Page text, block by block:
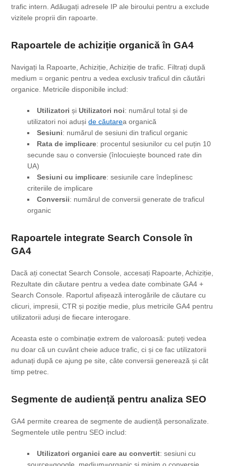
trafic intern. Adăugați adresele IP ale biroului pentru a exclude
vizitele proprii din rapoarte.
Rapoartele de achiziție organică în GA4
Navigați la Rapoarte, Achiziție, Achiziție de trafic. Filtrați după
medium = organic pentru a vedea exclusiv traficul din căutări
organice. Metricile disponibile includ:
Utilizatori șiUtilizatori noi: numărul total și de
utilizatori noi adușide căutarea organică
Sesiuni: numărul de sesiuni din traficul organic
Rata de implicare: procentul sesiunilor cu cel puțin 10
secunde sau o conversie (înlocuiește bounced rate din
UA)
Sesiuni cu implicare: sesiunile care îndeplinesc
criteriile de implicare
Conversii: numărul de conversii generate de traficul
organic
Rapoartele integrate Search Console în
GA4
Dacă ați conectat Search Console, accesați Rapoarte, Achiziție,
Rezultate din căutare pentru a vedea date combinate GA4 +
Search Console. Raportul afișează interogările de căutare cu
clicuri, impresii, CTR și poziție medie, plus metricile GA4 pentru
utilizatorii aduși de fiecare interogare.
Aceasta este o combinație extrem de valoroasă: puteți vedea
nu doar că un cuvânt cheie aduce trafic, ci și ce fac utilizatorii
adunați după ce ajung pe site, câte conversii generează și cât
timp petrec.
Segmente de audiență pentru analiza SEO
GA4 permite crearea de segmente de audiență personalizate.
Segmentele utile pentru SEO includ:
Utilizatori organici care au convertit: sesiuni cu
source=google, medium=organic și minim o conversie.